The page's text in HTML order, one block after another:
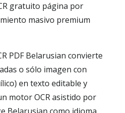
gratuito página por
masivo premium
PDF Belarusian convierte
o sólo imagen con
en texto editable y
motor OCR asistido por